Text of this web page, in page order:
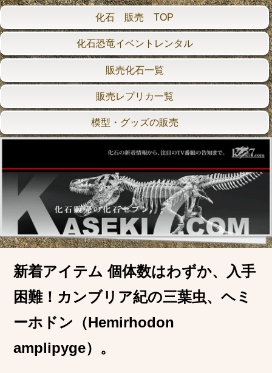
化石 販売 TOP
化石恐竜イベントレンタル
販売化石一覧
販売レプリカ一覧
模型・グッズの販売
新着アイテム 個体数はわずか、入手
困難！カンブリア紀の三葉虫、ヘミ
ーホドン（Hemirhodon
amplipyge）。